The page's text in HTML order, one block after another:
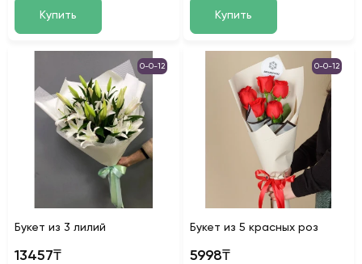
Купить Купить
0-0-12
Букет из 3 лилий
13457₸
0-0-12
Букет из 5 красных роз
5998₸